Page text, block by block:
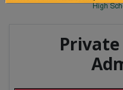
High